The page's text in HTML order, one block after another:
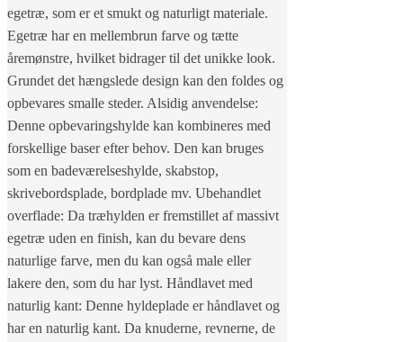
egetræ, som er et smukt og naturligt materiale.
Egetræ har en mellembrun farve og tætte
åremønstre, hvilket bidrager til det unikke look.
Grundet det hængslede design kan den foldes og
opbevares smalle steder. Alsidig anvendelse:
Denne opbevaringshylde kan kombineres med
forskellige baser efter behov. Den kan bruges
som en badeværelseshylde, skabstop,
skrivebordsplade, bordplade mv. Ubehandlet
overflade: Da træhylden er fremstillet af massivt
egetræ uden en finish, kan du bevare dens
naturlige farve, men du kan også male eller
lakere den, som du har lyst. Håndlavet med
naturlig kant: Denne hyldeplade er håndlavet og
har en naturlig kant. Da knuderne, revnerne, de